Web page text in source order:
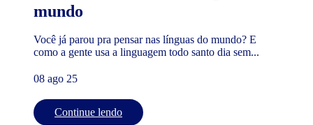
mundo
Você já parou pra pensar nas línguas do mundo? E
como a gente usa a linguagem todo santo dia sem...
08 ago 25
Continue lendo